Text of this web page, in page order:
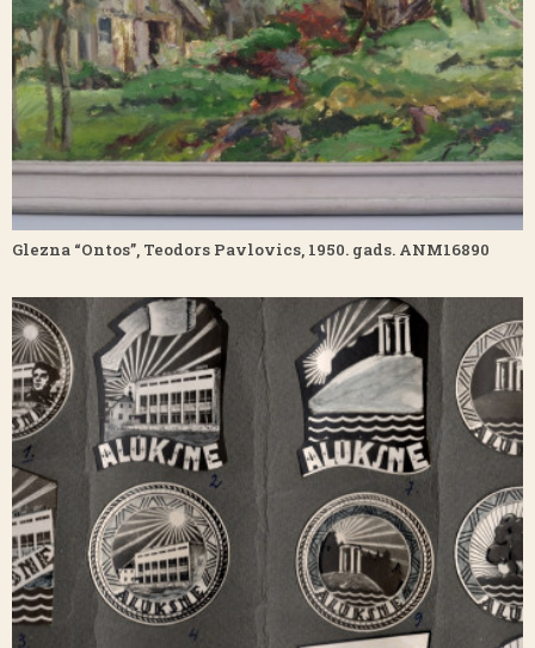
Glezna “Ontos”, Teodors Pavlovics, 1950. gads. ANM16890